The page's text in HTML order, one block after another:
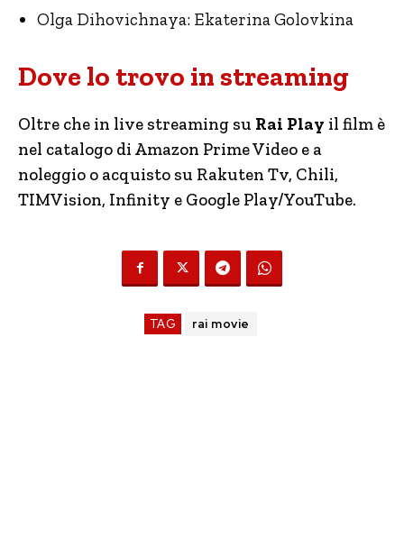
Olga Dihovichnaya: Ekaterina Golovkina
Dove lo trovo in streaming
Oltre che in live streaming su Rai Play il film è
nel catalogo di Amazon Prime Video e a
noleggio o acquisto su Rakuten Tv, Chili,
TIMVision, Infinity e Google Play/YouTube.
TAG rai movie